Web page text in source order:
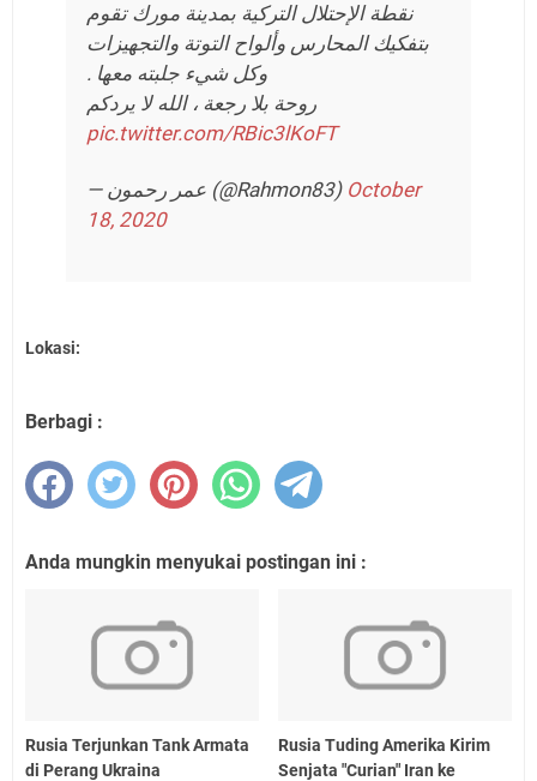
نقطة الإحتلال التركية بمدينة مورك تقوم
بتفكيك المحارس وألواح التوتة والتجهيزات
وكل شيء جلبته معها .
روحة بلا رجعة ، الله لا يردكم
pic.twitter.com/RBic3lKoFT
— عمر رحمون (@Rahmon83) October
18, 2020
Lokasi:
Berbagi :
Anda mungkin menyukai postingan ini :
Rusia Terjunkan Tank Armata
di Perang Ukraina
Rusia Tuding Amerika Kirim
Senjata "Curian" Iran ke